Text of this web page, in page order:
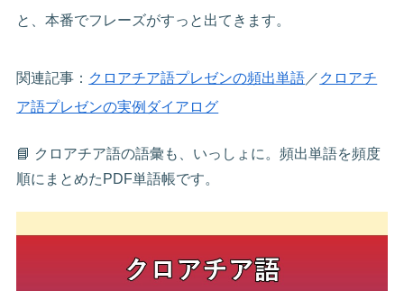
と、本番でフレーズがすっと出てきます。
関連記事： クロアチア語プレゼンの頻出単語 ／ クロアチ
ア語プレゼンの実例ダイアログ
📘 クロアチア語の語彙も、いっしょに。頻出単語を頻度
順にまとめたPDF単語帳です。